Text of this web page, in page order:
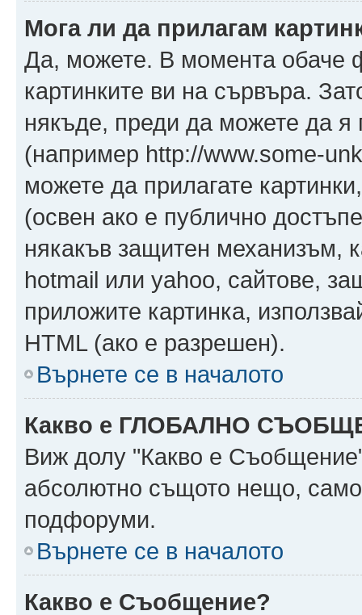
Мога ли да прилагам
Да, можете. В момента обаче
картинките ви на сървъра.
някъде, преди да можете да
(например http://www.some-
можете да прилагате
(освен ако е публично
някакъв защитен механизъм,
hotmail или yahoo, сайтове,
приложите картинка,
HTML (ако е разрешен).
Върнете се в началото
Какво е ГЛОБАЛНО
Виж долу "Какво е
абсолютно същото нещо,
подфоруми.
Върнете се в началото
Какво е Съобщение?